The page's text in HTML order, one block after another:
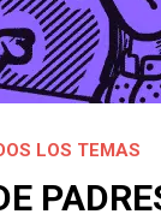
LOS TEMAS